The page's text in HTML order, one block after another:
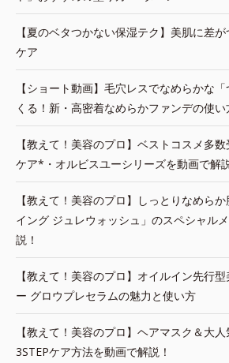
【夏のベタつかない保湿テク】美肌に差
ケア
【ショート動画】毛穴レスでなめらかな
くる！新・高密着なめらかファンデの使
【教えて！美容のプロ】ベストコスメ多
ケア*・オルビスユーシリーズを動画で解
【教えて！美容のプロ】しっとりなめら
イング ジュレウォッシュ」のスペシャル
説！
【教えて！美容のプロ】オイルイン先行
ー グロウプレセラムの魅力と使い方
【教えて！美容のプロ】ヘアマスク＆大
3STEPケア方法を動画で解説！